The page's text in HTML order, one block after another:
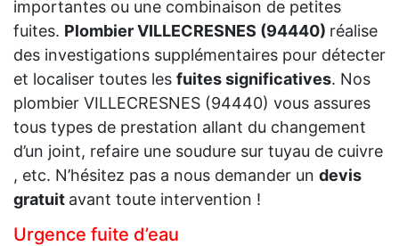
importantes ou une combinaison de petites
fuites. Plombier VILLECRESNES (94440) réalise
des investigations supplémentaires pour détecter
et localiser toutes les fuites significatives. Nos
plombier VILLECRESNES (94440) vous assures
tous types de prestation allant du changement
d’un joint, refaire une soudure sur tuyau de cuivre
, etc. N’hésitez pas a nous demander un devis
gratuit avant toute intervention !
Urgence fuite d’eau